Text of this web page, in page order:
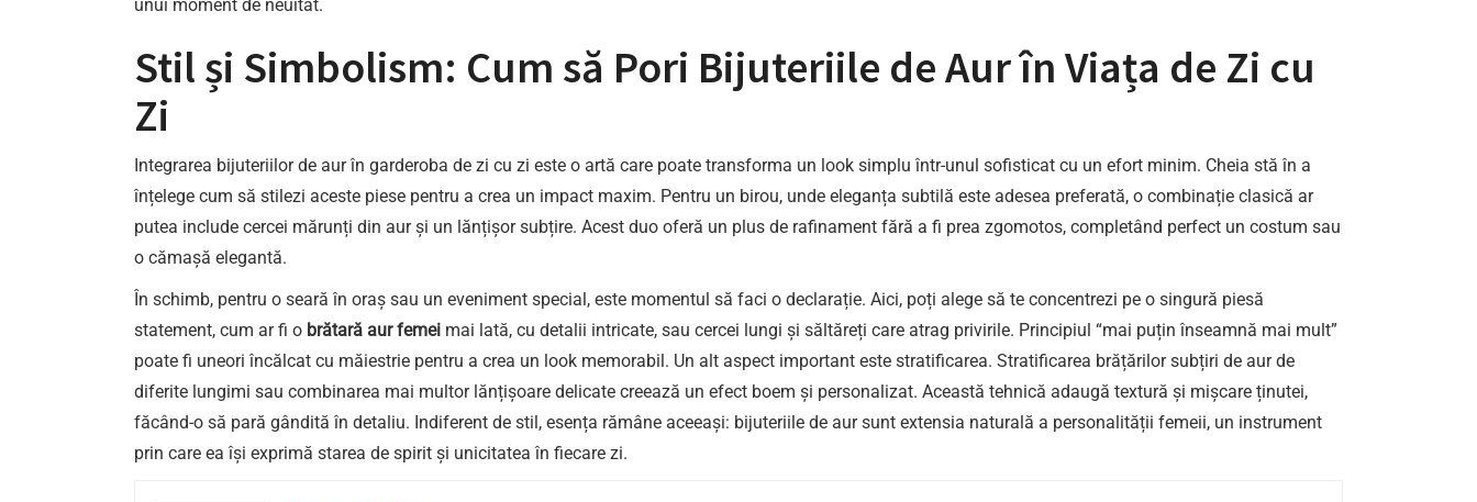
unui moment de neuitat.
Stil și Simbolism: Cum să Pori Bijuteriile de Aur în Viața de Zi cu
Zi
Integrarea bijuteriilor de aur în garderoba de zi cu zi este o artă care poate transforma un look simplu într-unul sofisticat cu un efort minim. Cheia stă în a
înțelege cum să stilezi aceste piese pentru a crea un impact maxim. Pentru un birou, unde eleganța subtilă este adesea preferată, o combinație clasică ar
putea include cercei mărunți din aur și un lănțișor subțire. Acest duo oferă un plus de rafinament fără a fi prea zgomotos, completând perfect un costum sau
o cămașă elegantă.
În schimb, pentru o seară în oraș sau un eveniment special, este momentul să faci o declarație. Aici, poți alege să te concentrezi pe o singură piesă
statement, cum ar fi o brătară aur femei mai lată, cu detalii intricate, sau cercei lungi și săltăreți care atrag privirile. Principiul “mai puțin înseamnă mai mult”
poate fi uneori încălcat cu măiestrie pentru a crea un look memorabil. Un alt aspect important este stratificarea. Stratificarea brățărilor subțiri de aur de
diferite lungimi sau combinarea mai multor lănțișoare delicate creează un efect boem și personalizat. Această tehnică adaugă textură și mișcare ținutei,
făcând-o să pară gândită în detaliu. Indiferent de stil, esența rămâne aceeași: bijuteriile de aur sunt extensia naturală a personalității femeii, un instrument
prin care ea își exprimă starea de spirit și unicitatea în fiecare zi.